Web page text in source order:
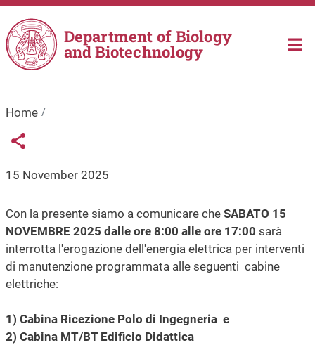
Skip to main content
Department of Biology
and Biotechnology
Home
Links condivisione social
Share button
15 November 2025
Con la presente siamo a comunicare che SABATO 15
NOVEMBRE 2025 dalle ore 8:00 alle ore 17:00 sarà
interrotta l'erogazione dell'energia elettrica per interventi
di manutenzione programmata alle seguenti cabine
elettriche:
1) Cabina Ricezione Polo di Ingegneria e
2) Cabina MT/BT Edificio Didattica